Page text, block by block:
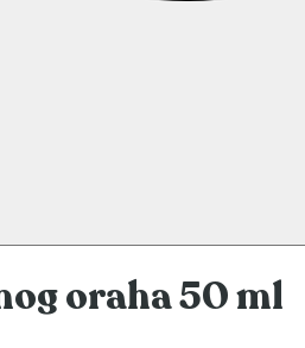
oraha 50 ml